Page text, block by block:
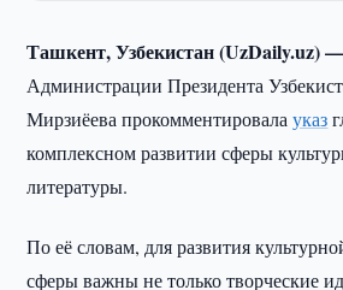
Ташкент, Узбекистан (UzDaily.uz)
Администрации Президента
Мирзиёева прокомментировалауказ
комплексном развитии сферы
литературы.
По её словам, для развития
сферы важны не только творческие